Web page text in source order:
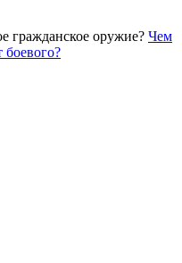
гражданское оружие? Чем
боевого?